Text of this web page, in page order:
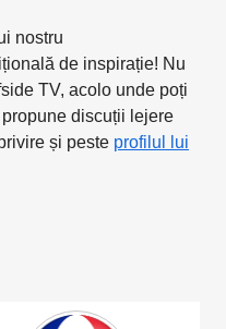
nostru
de inspirație! Nu
TV, acolo unde poți
discuții lejere
și peste profilul lui